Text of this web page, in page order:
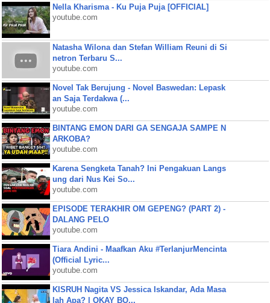
Nella Kharisma - Ku Puja Puja [OFFICIAL]
youtube.com
Natasha Wilona dan Stefan William Reuni di Si
netron Terbaru S...
youtube.com
Novel Tak Berujung - Novel Baswedan: Lepask
an Saja Terdakwa (...
youtube.com
BINTANG EMON DARI GA SENGAJA SAMPE N
ARKOBA?
youtube.com
Karena Sengketa Tanah? Ini Pengakuan Langs
ung dari Nus Kei So...
youtube.com
EPISODE TERAKHIR OM GEPENG? (PART 2) -
DALANG PELO
youtube.com
Tiara Andini - Maafkan Aku #TerlanjurMencinta
(Official Lyric...
youtube.com
KISRUH Nagita VS Jessica Iskandar, Ada Masa
lah Apa? | OKAY BO...